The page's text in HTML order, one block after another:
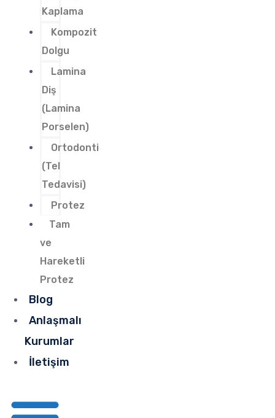
Kaplama
Kompozit
Dolgu
Lamina
Diş
(Lamina
Porselen)
Ortodonti
(Tel
Tedavisi)
Protez
Tam
ve
Hareketli
Protez
Blog
Anlaşmalı
Kurumlar
İletişim